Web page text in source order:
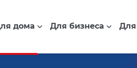
дома Для бизнеса